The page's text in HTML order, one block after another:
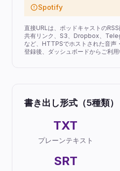
Spotify
直接URLは、ポッドキャストの
共有リンク、S3、Dropbox、
など、HTTPSでホストされた音声
登録後、ダッシュボードからご利用
書き出し形式（5種類）
TXT
プレーンテキスト
SRT